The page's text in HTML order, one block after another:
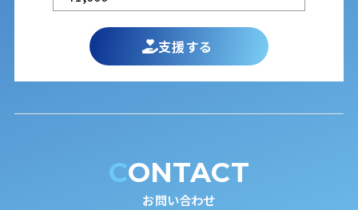
支援する
CONTACT
お問い合わせ